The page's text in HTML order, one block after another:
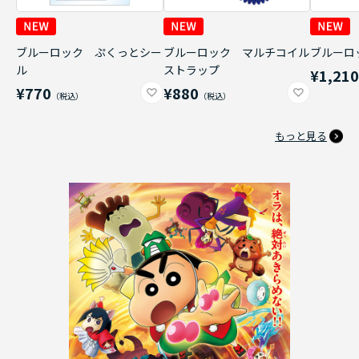
ブルーロック ぷくっとシー
ル
¥770
ブルーロック マルチコイル
ストラップ
¥880
ブルー
¥1,210
もっと見る